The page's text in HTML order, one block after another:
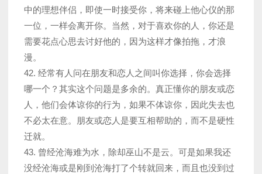
中的理想伴侣，即使一时接受你，将来碰上他心仪的那
一位，一样会离开你。当然，对于喜欢你的人，你还是
需要花点心思去讨好他的，因为这样才像拍拖，才浪
漫。
42. 经常有人问在朋友和恋人之间叫你选择，你会选择
哪一个？其实这个问题是多余的。真正懂你的朋友或恋
人，他们会体谅你的行为，如果不体谅你，因此失去也
不必太在意。朋友或恋人是要互相帮助的，而不是硬性
迁就。
43. 曾经沧海难为水，除却巫山不是云。可是如果我还
没经沧海或是刚到沧海打了个转就回来，而且也没到过